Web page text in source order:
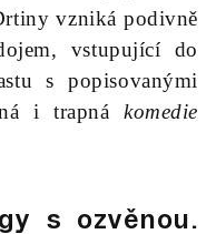
vzniká podivně
vstupující do
s popisovanými
i trapná komedie
s ozvěnou.